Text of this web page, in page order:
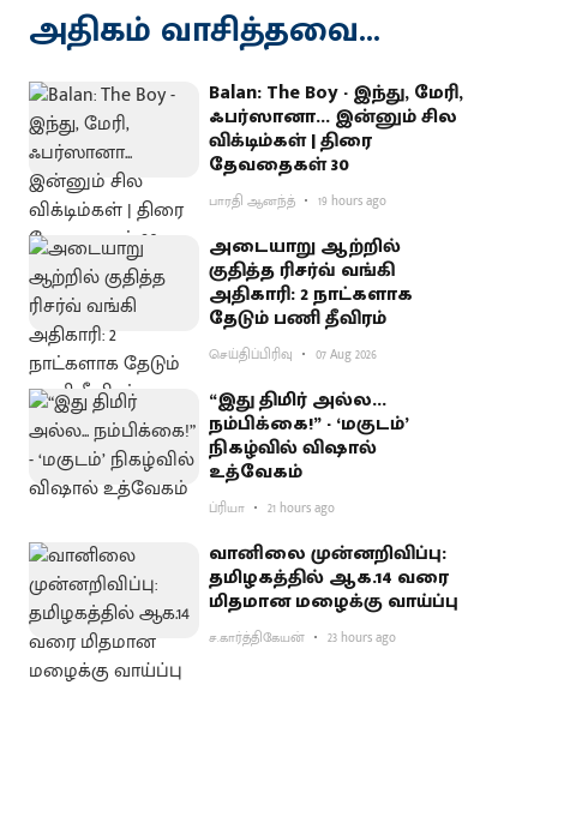
அதிகம் வாசித்தவை...
Balan: The Boy - இந்து, மேரி,
ஃபர்ஸானா... இன்னும் சில
விக்டிம்கள் | திரை
தேவதைகள் 30
பாரதி ஆனந்த் 19 hours ago
அடையாறு ஆற்றில்
குதித்த ரிசர்வ் வங்கி
அதிகாரி: 2 நாட்களாக
தேடும் பணி தீவிரம்
செய்திப்பிரிவு 07 Aug 2026
“இது திமிர் அல்ல...
நம்பிக்கை!” - ‘மகுடம்’
நிகழ்வில் விஷால்
உத்வேகம்
ப்ரியா 21 hours ago
வானிலை முன்னறிவிப்பு:
தமிழகத்தில் ஆக.14 வரை
மிதமான மழைக்கு வாய்ப்பு
ச.கார்த்திகேயன் 23 hours ago